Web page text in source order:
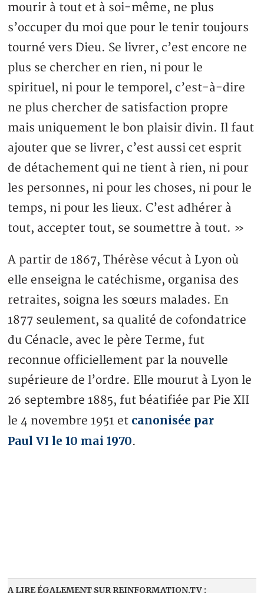
mourir à tout et à soi-même, ne plus
s’occuper du moi que pour le tenir toujours
tourné vers Dieu. Se livrer, c’est encore ne
plus se chercher en rien, ni pour le
spirituel, ni pour le temporel, c’est-à-dire
ne plus chercher de satisfaction propre
mais uniquement le bon plaisir divin. Il faut
ajouter que se livrer, c’est aussi cet esprit
de détachement qui ne tient à rien, ni pour
les personnes, ni pour les choses, ni pour le
temps, ni pour les lieux. C’est adhérer à
tout, accepter tout, se soumettre à tout. »
A partir de 1867, Thérèse vécut à Lyon où
elle enseigna le catéchisme, organisa des
retraites, soigna les sœurs malades. En
1877 seulement, sa qualité de cofondatrice
du Cénacle, avec le père Terme, fut
reconnue officiellement par la nouvelle
supérieure de l’ordre. Elle mourut à Lyon le
26 septembre 1885, fut béatifiée par Pie XII
le 4 novembre 1951 et canonisée par
Paul VI le 10 mai 1970.
A LIRE ÉGALEMENT SUR REINFORMATION.TV :